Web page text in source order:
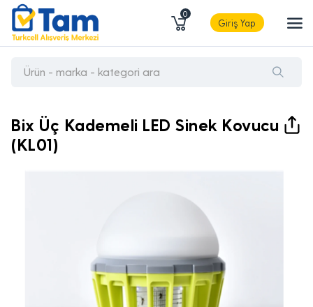
0
Giriş Yap
Bix Üç Kademeli LED Sinek Kovucu
(KL01)